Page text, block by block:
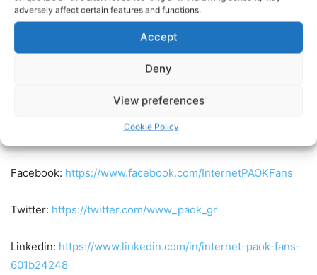
adversely affect certain features and functions.
Accept
Deny
View preferences
Cookie Policy
Γίνετε μέλος σε αυτό το κανάλι για να αποκτήσετε
https://www.youtube.com/channel/
#ΠΑΟΚ #ACPAOK #ACPAOKTV @ACPAOKTV​
Ακολουθήστε τους Internet PAOK Fans στα social media:
Facebook: https://www.facebook.com/InternetPAOKFans
Twitter: https://twitter.com/www_paok_gr
Linkedin: https://www.linkedin.com/in/internet-paok-fans-
601b24248